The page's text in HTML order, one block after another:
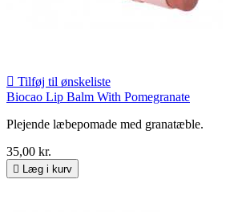
 Tilføj til ønskeliste
Biocao Lip Balm With Pomegranate
Plejende læbepomade med granatæble.
35,00 kr.
 Læg i kurv